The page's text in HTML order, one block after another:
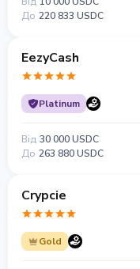
До 220 833 USDC
EezyCash
Platinum
Від 30 000 USDC
До 263 880 USDC
Crypcie
Gold